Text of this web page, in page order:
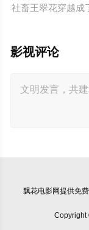
社畜王翠花穿越成
影视评论
飘花电影网提供免
Copyright